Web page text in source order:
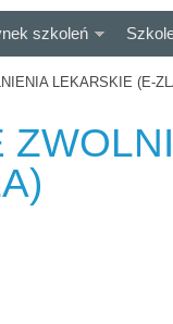
szkoleń
LEKARSKIE (E-